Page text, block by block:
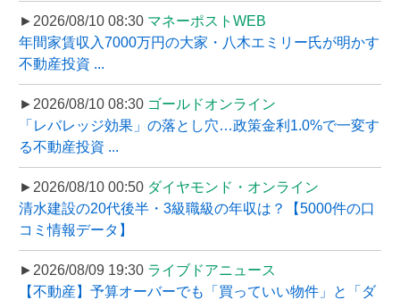
►2026/08/10 08:30 マネーポストWEB
年間家賃収入7000万円の大家・八木エミリー氏が明かす
不動産投資 ...
►2026/08/10 08:30 ゴールドオンライン
「レバレッジ効果」の落とし穴…政策金利1.0%で一変す
る不動産投資 ...
►2026/08/10 00:50 ダイヤモンド・オンライン
清水建設の20代後半・3級職級の年収は？【5000件の口
コミ情報データ】
►2026/08/09 19:30 ライブドアニュース
【不動産】予算オーバーでも「買っていい物件」と「ダ